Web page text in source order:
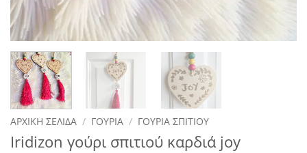
ΑΡΧΙΚΉ ΣΕΛΊΔΑ / ΓΟΎΡΙΑ / ΓΟΎΡΙΑ ΣΠΙΤΙΟΎ
Iridizon γούρι σπιτιού καρδιά joy